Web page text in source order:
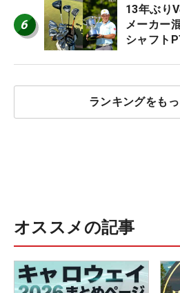
6
13年ぶり
メーカー
シャフト
ランキングをも
オススメの記事